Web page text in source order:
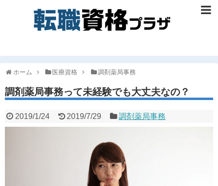
ホーム 医療資格 調剤薬局事務
調剤薬局事務って未経験でも大丈夫なの？
2019/1/24 2019/7/29 調剤薬局事務